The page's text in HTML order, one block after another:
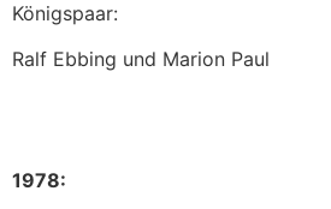
Königspaar:
Ralf Ebbing und Marion Paul
1978: